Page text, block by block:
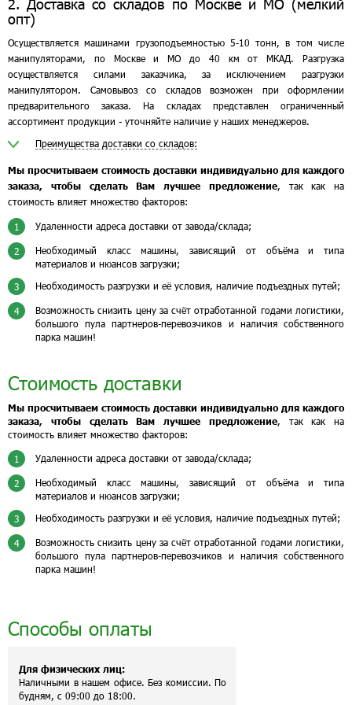
2. Доставка со складов по Москве и МО (мелкий
опт)
Осуществляется машинами грузоподъемностью 5-10 тонн, в том числе
манипуляторами, по Москве и МО до 40 км от МКАД. Разгрузка
осуществляется силами заказчика, за исключением разгрузки
манипулятором. Самовывоз со складов возможен при оформлении
предварительного заказа. На складах представлен ограниченный
ассортимент продукции - уточняйте наличие у наших менеджеров.
Преимущества доставки со складов:
Мы просчитываем стоимость доставки индивидуально для каждого
заказа, чтобы сделать Вам лучшее предложение, так как на
стоимость влияет множество факторов:
1 Удаленности адреса доставки от завода/склада;
2
Необходимый класс машины, зависящий от объёма и типа
материалов и нюансов загрузки;
3 Необходимость разгрузки и её условия, наличие подъездных путей;
4
Возможность снизить цену за счёт отработанной годами логистики,
большого пула партнеров-перевозчиков и наличия собственного
парка машин!
Стоимость доставки
Мы просчитываем стоимость доставки индивидуально для каждого
заказа, чтобы сделать Вам лучшее предложение, так как на
стоимость влияет множество факторов:
1 Удаленности адреса доставки от завода/склада;
2
Необходимый класс машины, зависящий от объёма и типа
материалов и нюансов загрузки;
3 Необходимость разгрузки и её условия, наличие подъездных путей;
4
Возможность снизить цену за счёт отработанной годами логистики,
большого пула партнеров-перевозчиков и наличия собственного
парка машин!
Способы оплаты
Для физических лиц:
Наличными в нашем офисе. Без комиссии. По
будням, с 09:00 до 18:00.